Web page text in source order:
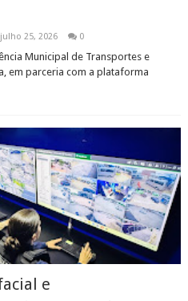
julho 25, 2026 0
Municipal de Transportes e
em parceria com a plataforma
e